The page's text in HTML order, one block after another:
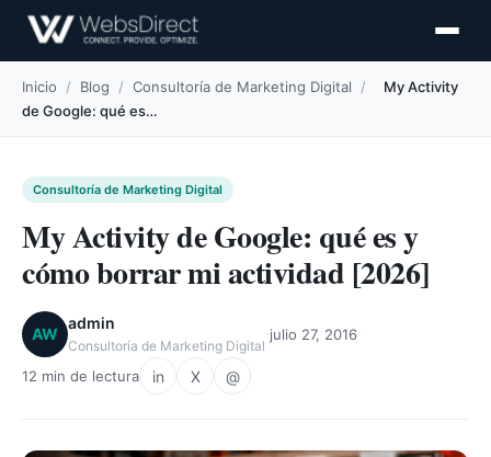
Inicio / Blog / Consultoría de Marketing Digital /
My Activity
de Google: qué es…
Consultoría de Marketing Digital
My Activity de Google: qué es y
cómo borrar mi actividad [2026]
AW
admin
Consultoría de Marketing Digital
julio 27, 2016
12 min de lectura in X @